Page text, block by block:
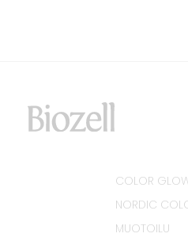
COLOR
NORDIC
MUOTOILU